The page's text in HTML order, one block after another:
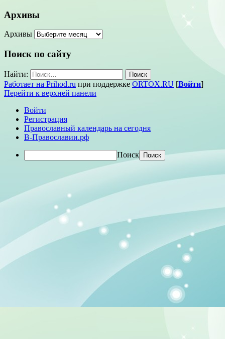
Архивы
Архивы
Поиск по сайту
Найти:
Работает на Prihod.ru при поддержке ORTOX.RU [Войти]
Перейти к верхней панели
Войти
Регистрация
Православный календарь на сегодня
В-Православии.рф
Поиск